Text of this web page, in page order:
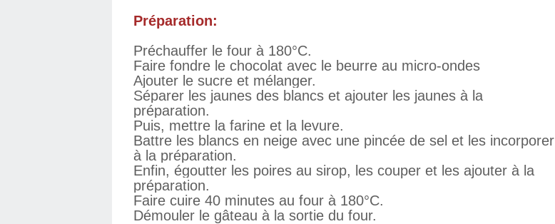
Préparation:
Préchauffer le four à 180°C.
Faire fondre le chocolat avec le beurre au micro-ondes
Ajouter le sucre et mélanger.
Séparer les jaunes des blancs et ajouter les jaunes à la
préparation.
Puis, mettre la farine et la levure.
Battre les blancs en neige avec une pincée de sel et les incorporer
à la préparation.
Enfin, égoutter les poires au sirop, les couper et les ajouter à la
préparation.
Faire cuire 40 minutes au four à 180°C.
Démouler le gâteau à la sortie du four.